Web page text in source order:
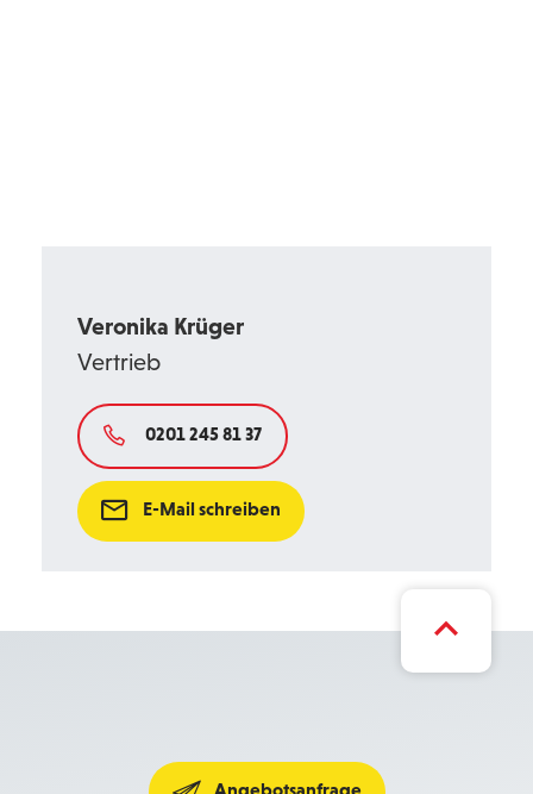
Veronika Krüger
Vertrieb
0201 245 81 37
E-Mail schreiben
Angebotsanfrage